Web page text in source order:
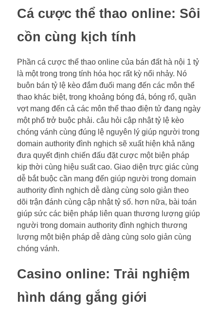
Cá cược thể thao online: Sôi
cồn cùng kịch tính
Phần cá cược thể thao online của bán đất hà nội 1 tỷ
là một trong trong tính hóa học rất kỳ nổi nhảy. Nó
buôn bán tỷ lệ kèo đắm đuối mang đến các môn thể
thao khác biệt, trong khoảng bóng đá, bóng rổ, quần
vợt mang đến cả các môn thể thao điện tử đang ngày
một phổ trở buộc phải. câu hỏi cập nhật tỷ lệ kèo
chóng vánh cùng đúng lệ nguyên lý giúp người trong
domain authority đình nghịch sẽ xuất hiện khả năng
đưa quyết định chiến đấu đặt cược một biện pháp
kịp thời cùng hiệu suất cao. Giao diện trực giác cùng
dễ bắt buộc cần mang đến giúp người trong domain
authority đình nghịch dễ dàng cùng solo giản theo
dõi trận đánh cùng cập nhật tỷ số. hơn nữa, bài toán
giúp sức các biện pháp liên quan thương lượng giúp
người trong domain authority đình nghịch thương
lượng một biện pháp dễ dàng cùng solo giản cùng
chóng vánh.
Casino online: Trải nghiệm
hình dáng gắng giới